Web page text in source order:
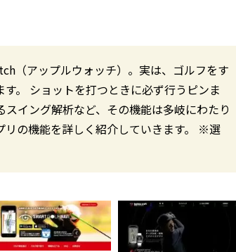
（アップルウォッチ）。実は、ゴルフをす
。 ショットを打つときに必ず行うピンま
イング解析など、その機能は多岐にわたり
リの機能を詳しく紹介していきます。 ※選